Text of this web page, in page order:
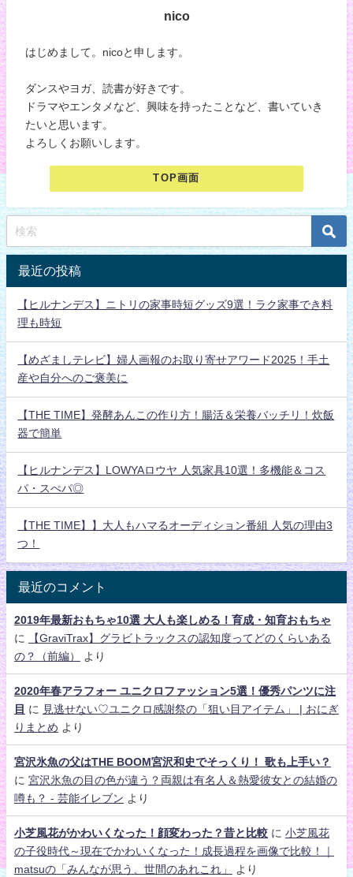
nico
はじめまして。nicoと申します。
ダンスやヨガ、読書が好きです。
ドラマやエンタメなど、興味を持ったことなど、書いていき
たいと思います。
よろしくお願いします。
TOP画面
最近の投稿
【ヒルナンデス】ニトリの家事時短グッズ9選！ラク家事でき料
理も時短
【めざましテレビ】婦人画報のお取り寄せアワード2025！手土
産や自分へのご褒美に
【THE TIME】発酵あんこの作り方！腸活＆栄養バッチリ！炊飯
器で簡単
【ヒルナンデス】LOWYAロウヤ 人気家具10選！多機能＆コス
パ・スぺパ◎
【THE TIME】】大人もハマるオーディション番組 人気の理由3
つ！
最近のコメント
2019年最新おもちゃ10選 大人も楽しめる！育成・知育おもちゃ
に
【GraviTrax】グラビトラックスの認知度ってどのくらいある
の？（前編）
より
2020年春アラフォー ユニクロファッション5選！優秀パンツに注
目 に
見逃せない♡ユニクロ感謝祭の「狙い目アイテム」 | おにぎ
りまとめ より
宮沢氷魚の父はTHE BOOM宮沢和史でそっくり！ 歌も上手い？
に 宮沢氷魚の目の色が違う？両親は有名人＆熱愛彼女との結婚の
噂も？ - 芸能イレブン より
小芝風花がかわいくなった！顔変わった？昔と比較 に 小芝風花
の子役時代～現在でかわいくなった！成長過程を画像で比較！｜
matsuの「みんなが思う、世間のあれこれ」
より